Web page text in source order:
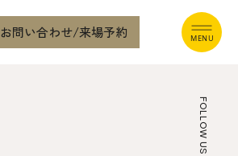
お問い合わせ/来場予約
FOLLOW US